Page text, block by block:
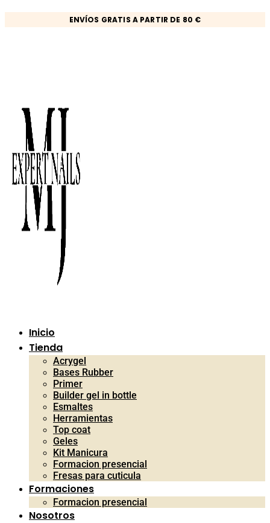
ENVÍOS GRATIS A PARTIR DE 80 €
Inicio
Tienda
Acrygel
Bases Rubber
Primer
Builder gel in bottle
Esmaltes
Herramientas
Top coat
Geles
Kit Manicura
Formacion presencial
Fresas para cuticula
Formaciones
Formacion presencial
Nosotros